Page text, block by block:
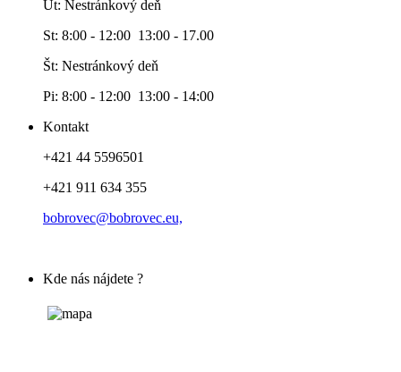
Ut: Nestránkový deň
St: 8:00 - 12:00 13:00 - 17.00
Št: Nestránkový deň
Pi: 8:00 - 12:00 13:00 - 14:00
Kontakt
+421 44 5596501
+421 911 634 355
bobrovec@bobrovec.eu,
Kde nás nájdete ?